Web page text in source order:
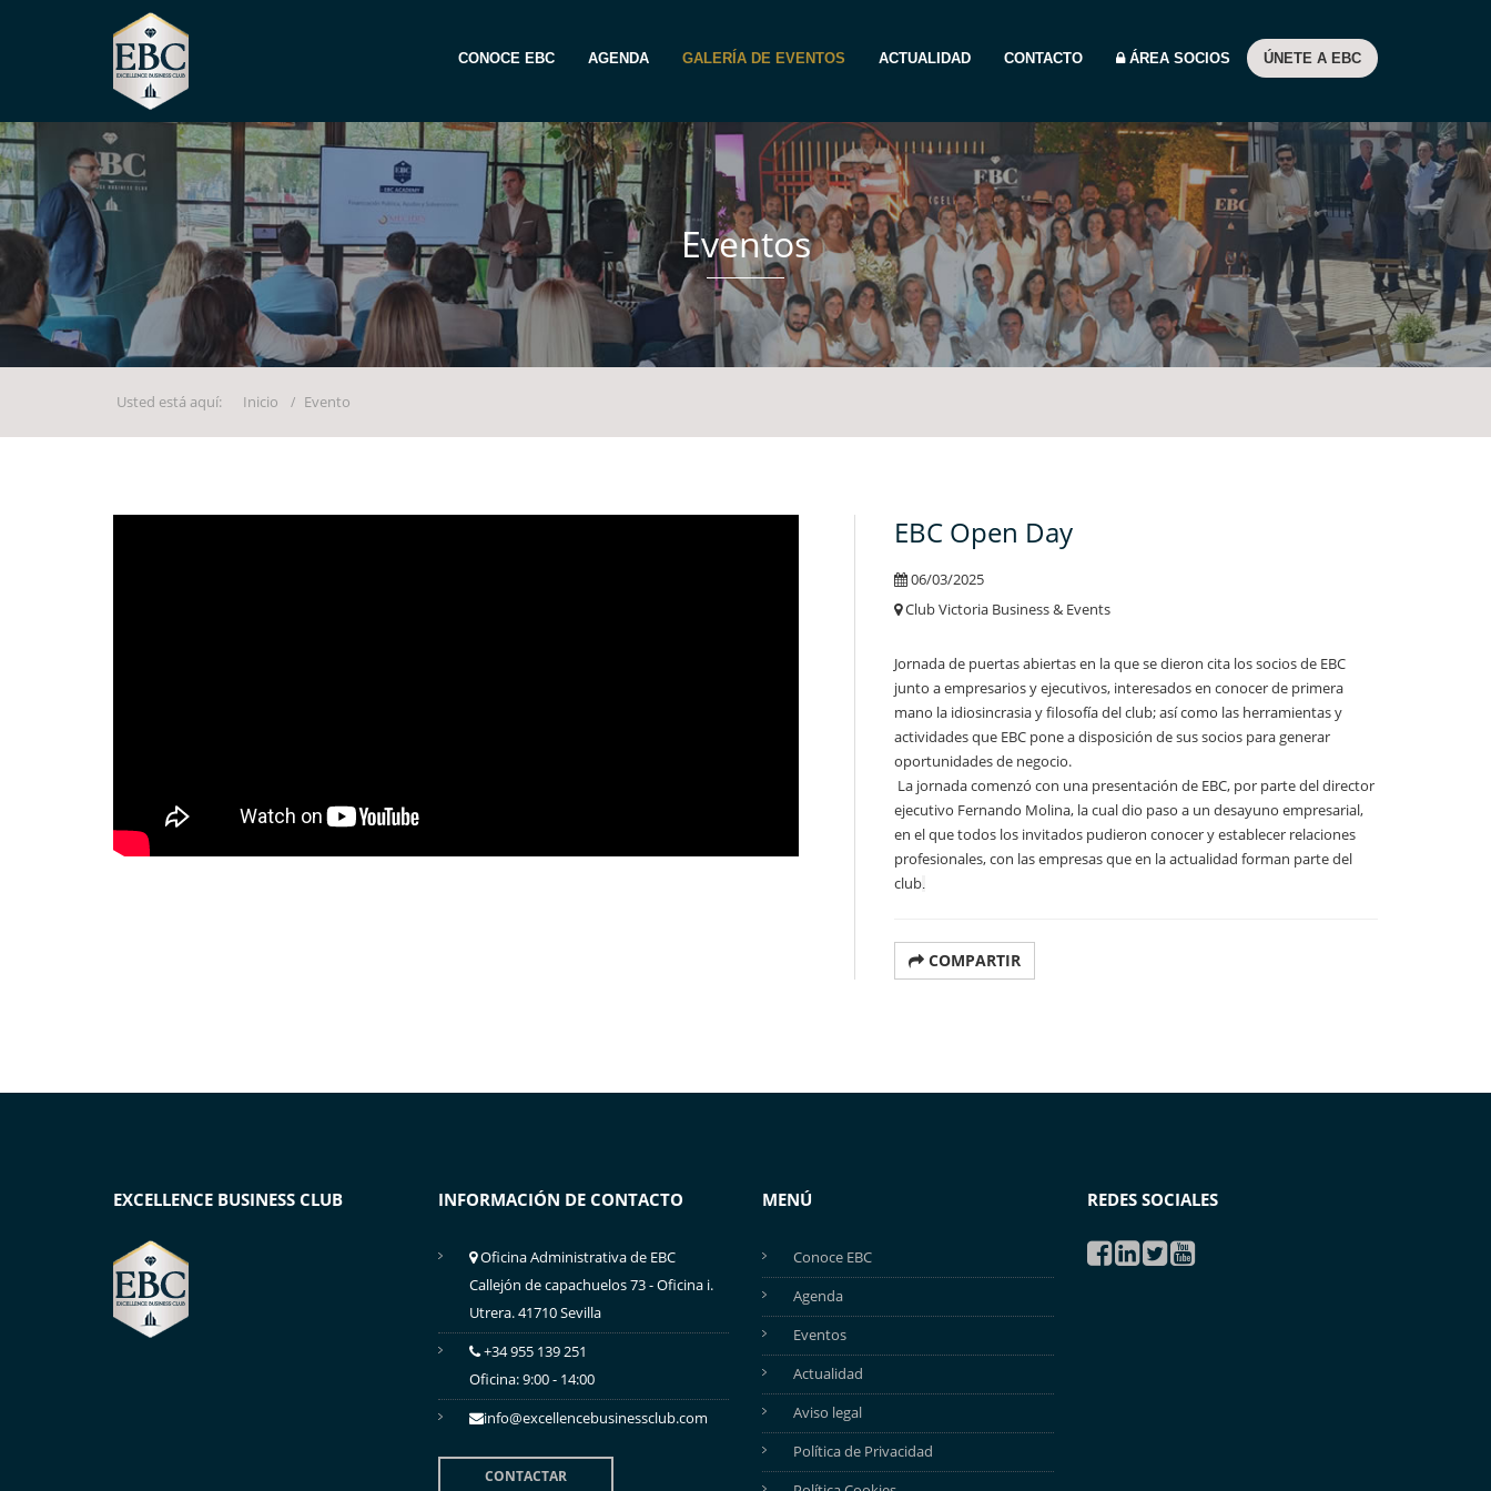
CONOCE EBC AGENDA GALERÍA DE EVENTOS ACTUALIDAD CONTACTO ÁREA SOCIOS ÚNETE A EBC
Eventos
Usted está aquí: Inicio Evento
EBC Open Day
06/03/2025
Club Victoria Business & Events
Jornada de puertas abiertas en la que se dieron cita los socios de EBC
junto a empresarios y ejecutivos, interesados en conocer de primera
mano la idiosincrasia y filosofía del club; así como las herramientas y
actividades que EBC pone a disposición de sus socios para generar
oportunidades de negocio.
La jornada comenzó con una presentación de EBC, por parte del director
ejecutivo Fernando Molina, la cual dio paso a un desayuno empresarial,
en el que todos los invitados pudieron conocer y establecer relaciones
profesionales, con las empresas que en la actualidad forman parte del
club.
COMPARTIR
EXCELLENCE BUSINESS CLUB INFORMACIÓN DE CONTACTO
Oficina Administrativa de EBC
Callejón de capachuelos 73 - Oficina i.
Utrera. 41710 Sevilla
+34 955 139 251
Oficina: 9:00 - 14:00
info@excellencebusinessclub.com
CONTACTAR
MENÚ
Conoce EBC
Agenda
Eventos
Actualidad
Aviso legal
Política de Privacidad
REDES SOCIALES